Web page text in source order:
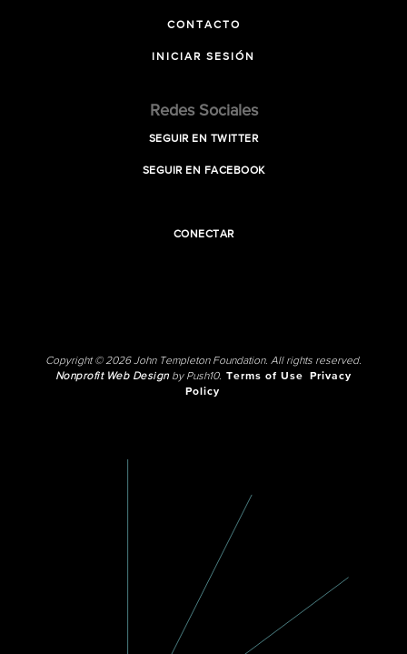
CONTACTO
INICIAR SESIÓN
Redes Sociales
SEGUIR EN TWITTER
SEGUIR EN FACEBOOK
CONECTAR
Copyright © 2026 John Templeton Foundation. All rights reserved.
Nonprofit Web Designby Push10. Terms of Use
Privacy
Policy